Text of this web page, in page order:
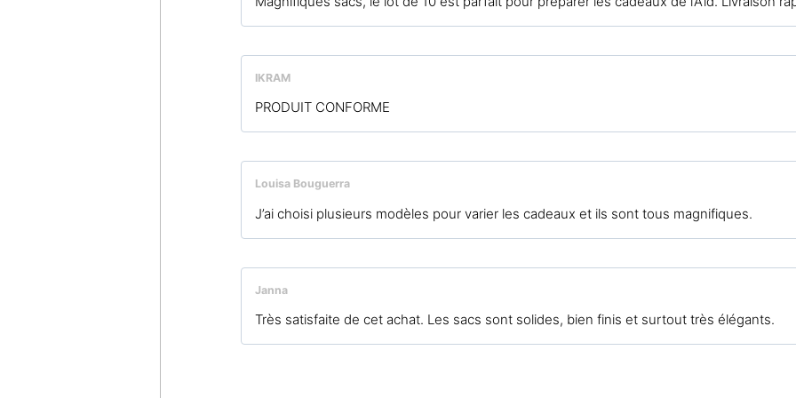
IKRAM
PRODUIT CONFORME
Louisa Bouguerra
J’ai choisi plusieurs modèles pour varier les cadeaux et ils sont tous magnifiques.
Janna
Très satisfaite de cet achat. Les sacs sont solides, bien finis et surtout très élégants.